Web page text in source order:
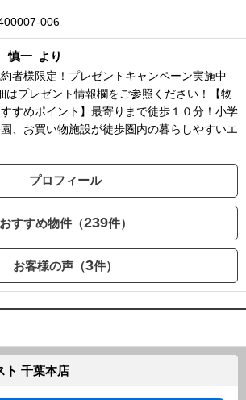
006
慎一 より
約者様限定！プレゼントキャンペーン実施中
はプレゼント情報欄をご参照ください！【物
すめポイント】最寄りまで徒歩１０分！小学
、お買い物施設が徒歩圏内の暮らしやすいエ
プロフィール
おすすめ物件（239件）
お客様の声（3件）
ト 千葉本店